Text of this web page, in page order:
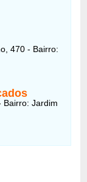
470 - Bairro:
Bairro: Jardim